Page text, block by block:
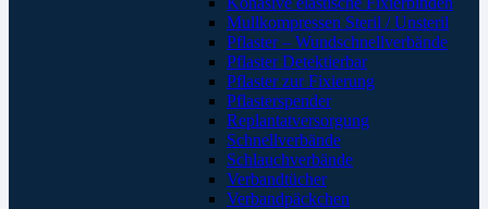
Mullkompressen Steril / Unsteril
Pflaster – Wundschnellverbände
Pflaster Detektierbar
Pflaster zur Fixierung
Pflasterspender
Replantatversorgung
Schnellverbände
Schlauchverbände
Verbandtücher
Verbandpäckchen